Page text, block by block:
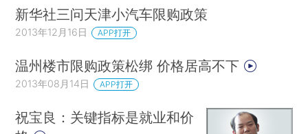
新华社三问天津小汽车限购政策
2013年12月16日 APP打开
温州楼市限购政策松绑 价格居高不下
2013年08月14日 APP打开
祝宝良：关键指标是就业和价